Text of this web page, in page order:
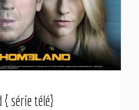
{ série télé}